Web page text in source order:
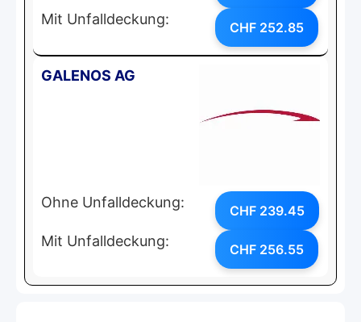
Mit Unfalldeckung: CHF 252.85
GALENOS AG
Ohne Unfalldeckung: CHF 239.45
Mit Unfalldeckung: CHF 256.55